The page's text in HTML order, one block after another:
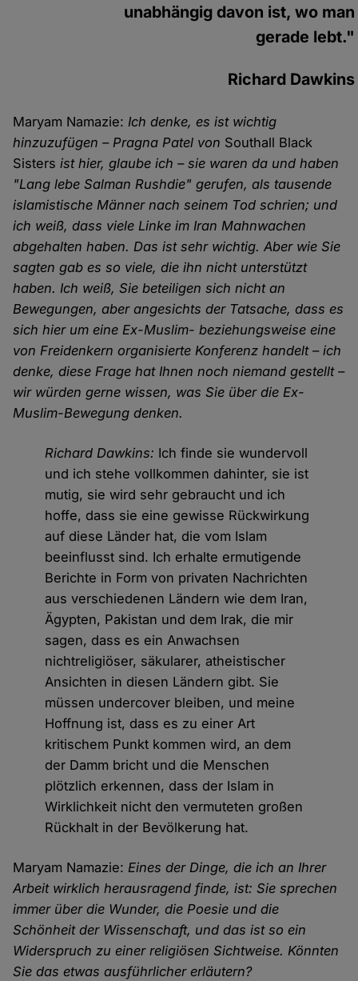
unabhängig davon ist, wo man
gerade lebt."
Richard Dawkins
Maryam Namazie:Ich denke, es ist wichtig
hinzuzufügen – Pragna Patel von Southall Black
Sisters ist hier, glaube ich – sie waren da und haben
"Lang lebe Salman Rushdie" gerufen, als tausende
islamistische Männer nach seinem Tod schrien; und
ich weiß, dass viele Linke im Iran Mahnwachen
abgehalten haben. Das ist sehr wichtig. Aber wie Sie
sagten gab es so viele, die ihn nicht unterstützt
haben. Ich weiß, Sie beteiligen sich nicht an
Bewegungen, aber angesichts der Tatsache, dass es
sich hier um eine Ex-Muslim- beziehungsweise eine
von Freidenkern organisierte Konferenz handelt – ich
denke, diese Frage hat Ihnen noch niemand gestellt –
wir würden gerne wissen, was Sie über die Ex-
Muslim-Bewegung denken.
Richard Dawkins: Ich finde sie wundervoll
und ich stehe vollkommen dahinter, sie ist
mutig, sie wird sehr gebraucht und ich
hoffe, dass sie eine gewisse Rückwirkung
auf diese Länder hat, die vom Islam
beeinflusst sind. Ich erhalte ermutigende
Berichte in Form von privaten Nachrichten
aus verschiedenen Ländern wie dem Iran,
Ägypten, Pakistan und dem Irak, die mir
sagen, dass es ein Anwachsen
nichtreligiöser, säkularer, atheistischer
Ansichten in diesen Ländern gibt. Sie
müssen undercover bleiben, und meine
Hoffnung ist, dass es zu einer Art
kritischem Punkt kommen wird, an dem
der Damm bricht und die Menschen
plötzlich erkennen, dass der Islam in
Wirklichkeit nicht den vermuteten großen
Rückhalt in der Bevölkerung hat.
Maryam Namazie:Eines der Dinge, die ich an Ihrer
Arbeit wirklich herausragend finde, ist: Sie sprechen
immer über die Wunder, die Poesie und die
Schönheit der Wissenschaft, und das ist so ein
Widerspruch zu einer religiösen Sichtweise. Könnten
Sie das etwas ausführlicher erläutern?